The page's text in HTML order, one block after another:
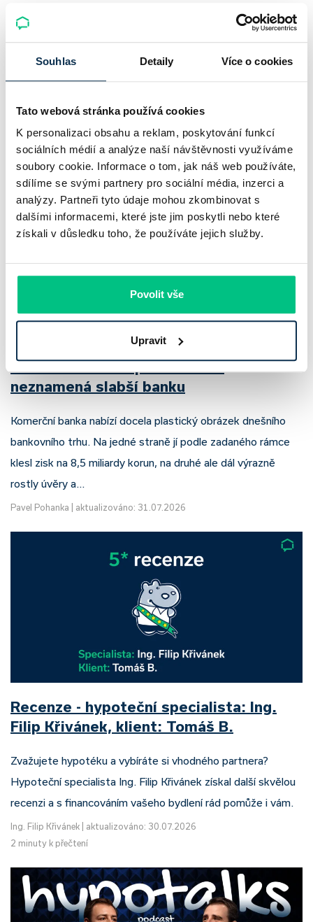
Souhlas Detaily Více o cookies
Tato webová stránka používá cookies
K personalizaci obsahu a reklam, poskytování funkcí
sociálních médií a analýze naší návštěvnosti využíváme
soubory cookie. Informace o tom, jak náš web používáte,
sdílíme se svými partnery pro sociální média, inzerci a
analýzy. Partneři tyto údaje mohou zkombinovat s
dalšími informacemi, které jste jim poskytli nebo které
získali v důsledku toho, že používáte jejich služby.
Povolit vše
Upravit
hypotéky, zatímco Raiffeisenbank
prodloužila slevu do 6.9.2026
Český hypoteční trh na konci července 2026 potvrzuje, že
sazby zůstávají pod tlakem a část bank pokračuje v jejich
růstu. UniCredit Bank od 27.7.2026 zvýšila hypoteční sazby
plošně o 0,1…
Pavel Pohanka |aktualizováno: 04.08.2026
4 minuty k přečtení
Komerční banka: pokles zisku
neznamená slabší banku
Komerční banka nabízí docela plastický obrázek dnešního
bankovního trhu. Na jedné straně jí podle zadaného rámce
klesl zisk na 8,5 miliardy korun, na druhé ale dál výrazně
rostly úvěry a…
Pavel Pohanka aktualizováno: 31.07.2026
Recenze - hypoteční specialista: Ing.
Filip Křivánek, klient: Tomáš B.
Zvažujete hypotéku a vybíráte si vhodného partnera?
Hypoteční specialista Ing. Filip Křivánek získal další skvělou
recenzi a s financováním vašeho bydlení rád pomůže i vám.
Ing. Filip Křivánek
aktualizováno: 30.07.2026
2 minuty k přečtení